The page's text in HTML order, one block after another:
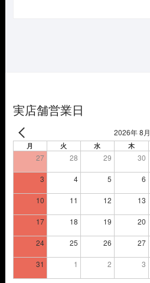
実店舗営業日
2026年 8月
月 火 水 木
27 28 29 30
3 4 5 6
10 11 12 13
17 18 19 20
24 25 26 27
31 1 2 3